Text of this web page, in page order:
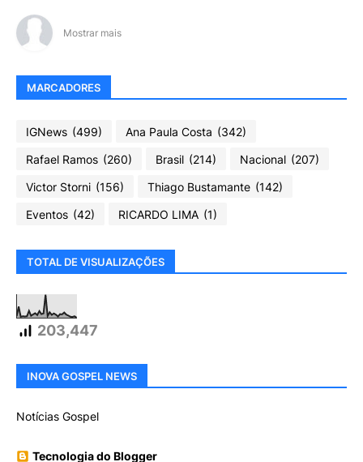
Mostrar mais
MARCADORES
IGNews (499) Ana Paula Costa (342)
Rafael Ramos (260) Brasil (214) Nacional (207)
Victor Storni (156) Thiago Bustamante (142)
Eventos (42) RICARDO LIMA (1)
TOTAL DE VISUALIZAÇÕES
203,447
INOVA GOSPEL NEWS
Notícias Gospel
Tecnologia do Blogger